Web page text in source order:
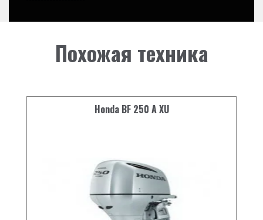
электрический
537
Похожая техника
Honda BF 250 A XU